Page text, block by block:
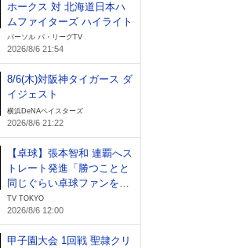
ホークス 対 北海道日本ハ
ムファイターズ ハイライト
パーソル パ・リーグTV
2026/8/6 21:54
8/6(木)対阪神タイガース ダ
イジェスト
横浜DeNAベイスターズ
2026/8/6 21:22
【卓球】張本智和 連覇へス
トレート発進「勝つことと
同じぐらい卓球ファンを増
やしたい」｜WTTチャンピ
オンズ横浜2026
TV TOKYO
2026/8/6 12:00
甲子園大会 1回戦 聖隷クリ